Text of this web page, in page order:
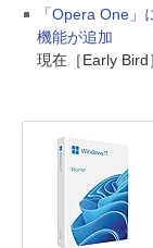
「Opera One
機能が追加
現在［Early Bird